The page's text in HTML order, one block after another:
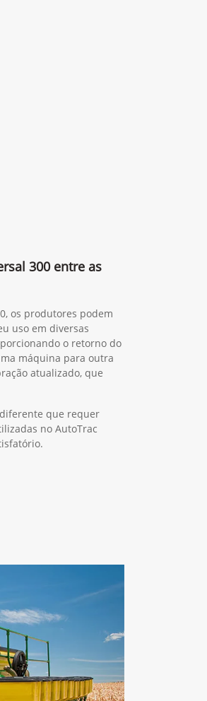
300 entre as
os produtores podem
uso em diversas
o retorno do
máquina para outra
atualizado, que
que requer
no AutoTrac